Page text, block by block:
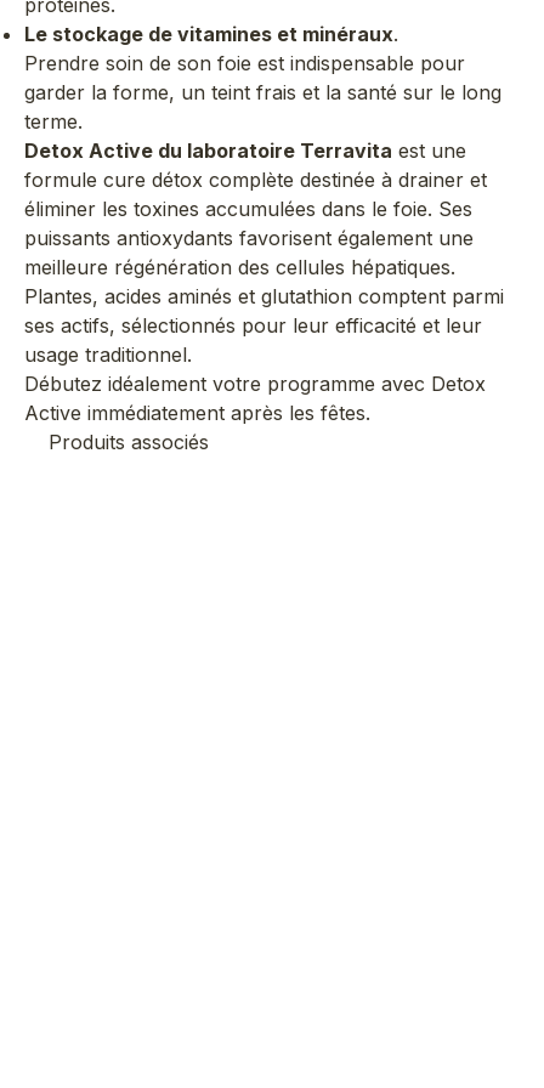
Le stockage de vitamines et minéraux.
Prendre soin de son foie est indispensable pour
garder la forme, un teint frais et la santé sur le long
terme.
Detox Active du laboratoire Terravita est une
formule cure détox complète destinée à drainer et
éliminer les toxines accumulées dans le foie. Ses
puissants antioxydants favorisent également une
meilleure régénération des cellules hépatiques.
Plantes, acides aminés et glutathion comptent parmi
ses actifs, sélectionnés pour leur efficacité et leur
usage traditionnel.
Débutez idéalement votre programme avec Detox
Active immédiatement après les fêtes.
Produits associés